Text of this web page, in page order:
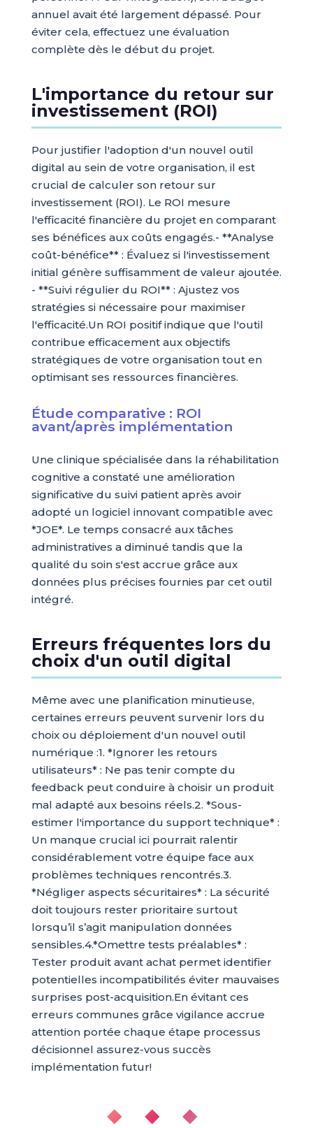
annuel avait été largement dépassé. Pour
éviter cela, effectuez une évaluation
complète dès le début du projet.
L'importance du retour sur
investissement (ROI)
Pour justifier l'adoption d'un nouvel outil
digital au sein de votre organisation, il est
crucial de calculer son retour sur
investissement (ROI). Le ROI mesure
l'efficacité financière du projet en comparant
ses bénéfices aux coûts engagés.- **Analyse
coût-bénéfice** : Évaluez si l'investissement
initial génère suffisamment de valeur ajoutée.
- **Suivi régulier du ROI** : Ajustez vos
stratégies si nécessaire pour maximiser
l'efficacité.Un ROI positif indique que l'outil
contribue efficacement aux objectifs
stratégiques de votre organisation tout en
optimisant ses ressources financières.
Étude comparative : ROI
avant/après implémentation
Une clinique spécialisée dans la réhabilitation
cognitive a constaté une amélioration
significative du suivi patient après avoir
adopté un logiciel innovant compatible avec
*JOE*. Le temps consacré aux tâches
administratives a diminué tandis que la
qualité du soin s'est accrue grâce aux
données plus précises fournies par cet outil
intégré.
Erreurs fréquentes lors du
choix d'un outil digital
Même avec une planification minutieuse,
certaines erreurs peuvent survenir lors du
choix ou déploiement d'un nouvel outil
numérique :1. *Ignorer les retours
utilisateurs* : Ne pas tenir compte du
feedback peut conduire à choisir un produit
mal adapté aux besoins réels.2. *Sous-
estimer l'importance du support technique* :
Un manque crucial ici pourrait ralentir
considérablement votre équipe face aux
problèmes techniques rencontrés.3.
*Négliger aspects sécuritaires* : La sécurité
doit toujours rester prioritaire surtout
lorsqu’il s’agit manipulation données
sensibles.4.*Omettre tests préalables* :
Tester produit avant achat permet identifier
potentielles incompatibilités éviter mauvaises
surprises post-acquisition.En évitant ces
erreurs communes grâce vigilance accrue
attention portée chaque étape processus
décisionnel assurez-vous succès
implémentation futur!
◆ ◆ ◆